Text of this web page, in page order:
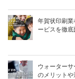
年賀状印刷
ービスを徹底
ウォーター
のメリット